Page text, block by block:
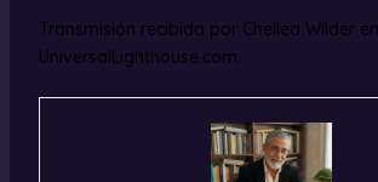
Transmisión recibida por Chellea Wilder en
UniversalLighthouse.com.